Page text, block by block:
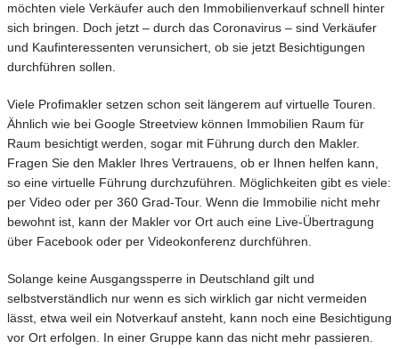
möchten viele Verkäufer auch den Immobilienverkauf schnell hinter
sich bringen. Doch jetzt – durch das Coronavirus – sind Verkäufer
und Kaufinteressenten verunsichert, ob sie jetzt Besichtigungen
durchführen sollen.
Viele Profimakler setzen schon seit längerem auf virtuelle Touren.
Ähnlich wie bei Google Streetview können Immobilien Raum für
Raum besichtigt werden, sogar mit Führung durch den Makler.
Fragen Sie den Makler Ihres Vertrauens, ob er Ihnen helfen kann,
so eine virtuelle Führung durchzuführen. Möglichkeiten gibt es viele:
per Video oder per 360 Grad-Tour. Wenn die Immobilie nicht mehr
bewohnt ist, kann der Makler vor Ort auch eine Live-Übertragung
über Facebook oder per Videokonferenz durchführen.
Solange keine Ausgangssperre in Deutschland gilt und
selbstverständlich nur wenn es sich wirklich gar nicht vermeiden
lässt, etwa weil ein Notverkauf ansteht, kann noch eine Besichtigung
vor Ort erfolgen. In einer Gruppe kann das nicht mehr passieren.